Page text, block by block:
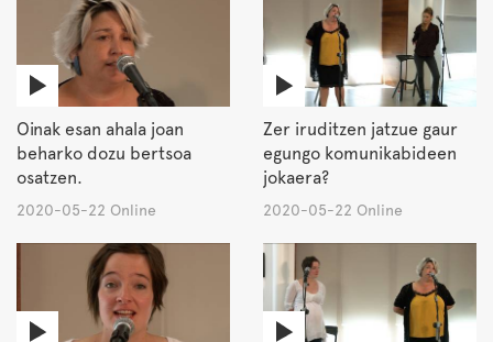
Oinak esan ahala joan
beharko dozu bertsoa
osatzen.
2020-05-22 Online
Zer iruditzen jatzue gaur
egungo komunikabideen
jokaera?
2020-05-22 Online